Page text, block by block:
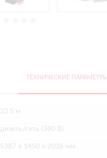
ТЕХНИЧЕСКИЕ ПАРАМЕТРЫ
23.5 м
дизель/сеть (380 В)
5387 x 1450 x 2036 мм